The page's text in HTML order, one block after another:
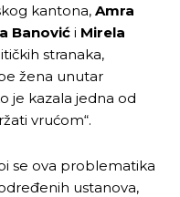
kantona, Amra
Banović i Mirela
stranaka,
žena unutar
je kazala jedna od
vrućom“.
se ova problematika
ustanova,